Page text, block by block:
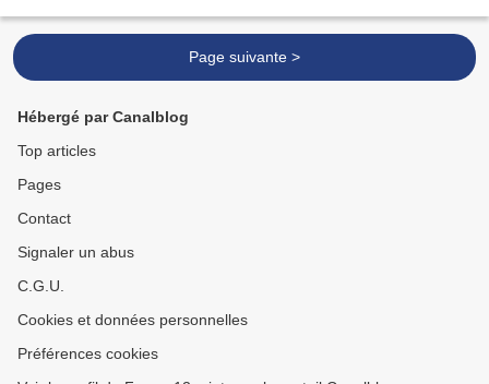
Page suivante >
Hébergé par Canalblog
Top articles
Pages
Contact
Signaler un abus
C.G.U.
Cookies et données personnelles
Préférences cookies